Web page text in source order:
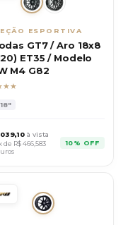
ESPORTIVA
GT7 / Aro 18x8
ET35 / Modelo
M4 G82
18"
à vista
de R$466,583
10% OFF